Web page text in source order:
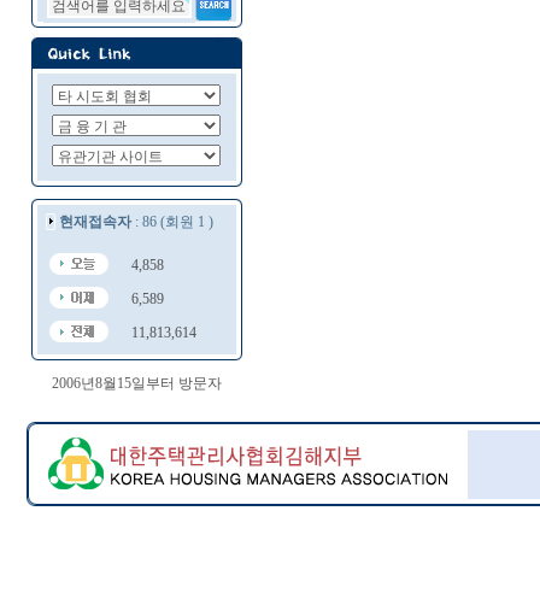
현재접속자: 86 (회원 1 )
4,858
6,589
11,813,614
2006년8월15일부터 방문자